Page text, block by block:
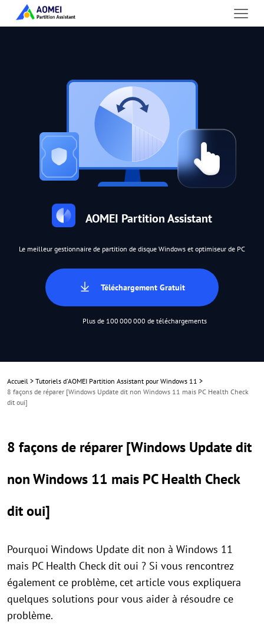
AOMEI Partition Assistant
Le meilleur gestionnaire de partition de disque Windows et optimiseur de PC
Téléchargement Gratuit
Plus de 100 000 000 de téléchargements
Accueil > Tutoriels d'AOMEI Partition Assistant pour Windows 11 >
8 façons de réparer [Windows Update dit non Windows 11 mais PC Health Check
dit oui]
8 façons de réparer [Windows Update dit
non Windows 11 mais PC Health Check
dit oui]
Pourquoi Windows Update dit non à Windows 11
mais PC Health Check dit oui ? Si vous rencontrez
également ce problème, cet article vous expliquera
quelques solutions pour vous aider à résoudre ce
problème.